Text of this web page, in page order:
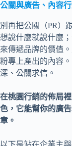
公關與廣告、內容
別再把公關（PR）
想說什麼就說什麼
來傳遞品牌的價值
粉專上產出的內容
深、公關求信。
在桃園行銷的佈局
色，它能幫你的廣
章。
以下是站在企業主